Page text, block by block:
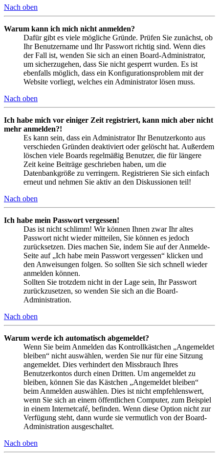
Nach oben
Warum kann ich mich nicht anmelden?
Dafür gibt es viele mögliche Gründe. Prüfen Sie zunächst, ob
Ihr Benutzername und Ihr Passwort richtig sind. Wenn dies
der Fall ist, wenden Sie sich an einen Board-Administrator,
um sicherzugehen, dass Sie nicht gesperrt wurden. Es ist
ebenfalls möglich, dass ein Konfigurationsproblem mit der
Website vorliegt, welches ein Administrator lösen muss.
Nach oben
Ich habe mich vor einiger Zeit registriert, kann mich aber nicht
mehr anmelden?!
Es kann sein, dass ein Administrator Ihr Benutzerkonto aus
verschieden Gründen deaktiviert oder gelöscht hat. Außerdem
löschen viele Boards regelmäßig Benutzer, die für längere
Zeit keine Beiträge geschrieben haben, um die
Datenbankgröße zu verringern. Registrieren Sie sich einfach
erneut und nehmen Sie aktiv an den Diskussionen teil!
Nach oben
Ich habe mein Passwort vergessen!
Das ist nicht schlimm! Wir können Ihnen zwar Ihr altes
Passwort nicht wieder mitteilen, Sie können es jedoch
zurücksetzen. Dies machen Sie, indem Sie auf der Anmelde-
Seite auf „Ich habe mein Passwort vergessen“ klicken und
den Anweisungen folgen. So sollten Sie sich schnell wieder
anmelden können.
Sollten Sie trotzdem nicht in der Lage sein, Ihr Passwort
zurückzusetzen, so wenden Sie sich an die Board-
Administration.
Nach oben
Warum werde ich automatisch abgemeldet?
Wenn Sie beim Anmelden das Kontrollkästchen „Angemeldet
bleiben“ nicht auswählen, werden Sie nur für eine Sitzung
angemeldet. Dies verhindert den Missbrauch Ihres
Benutzerkontos durch einen Dritten. Um angemeldet zu
bleiben, können Sie das Kästchen „Angemeldet bleiben“
beim Anmelden auswählen. Dies ist nicht empfehlenswert,
wenn Sie sich an einem öffentlichen Computer, zum Beispiel
in einem Internetcafé, befinden. Wenn diese Option nicht zur
Verfügung steht, dann wurde sie vermutlich von der Board-
Administration ausgeschaltet.
Nach oben